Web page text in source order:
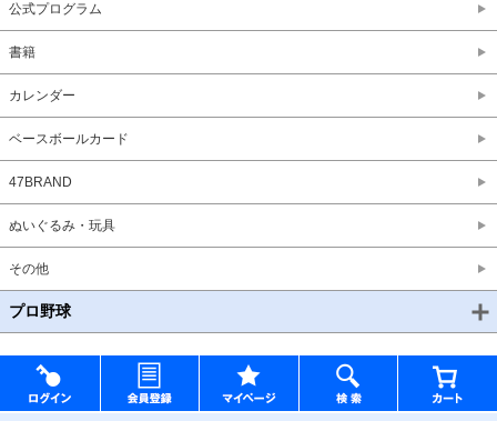
公式プログラム
書籍
カレンダー
ベースボールカード
47BRAND
ぬいぐるみ・玩具
その他
プロ野球